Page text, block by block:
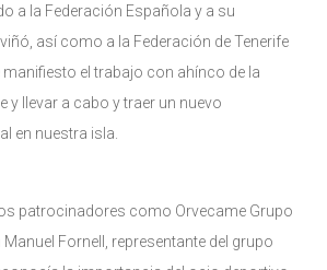
a la Federación Española y a su
así como a la Federación de Tenerife
manifiesto el trabajo con ahínco de la
y llevar a cabo y traer un nuevo
en nuestra isla.
patrocinadores como Orvecame Grupo
Fornell, representante del grupo